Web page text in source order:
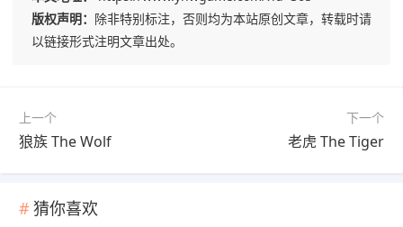
版权声明： 除非特别标注，否则均为本站原创文章，转载时请
以链接形式注明文章出处。
上一个
狼族 The Wolf
下一个
老虎 The Tiger
猜你喜欢